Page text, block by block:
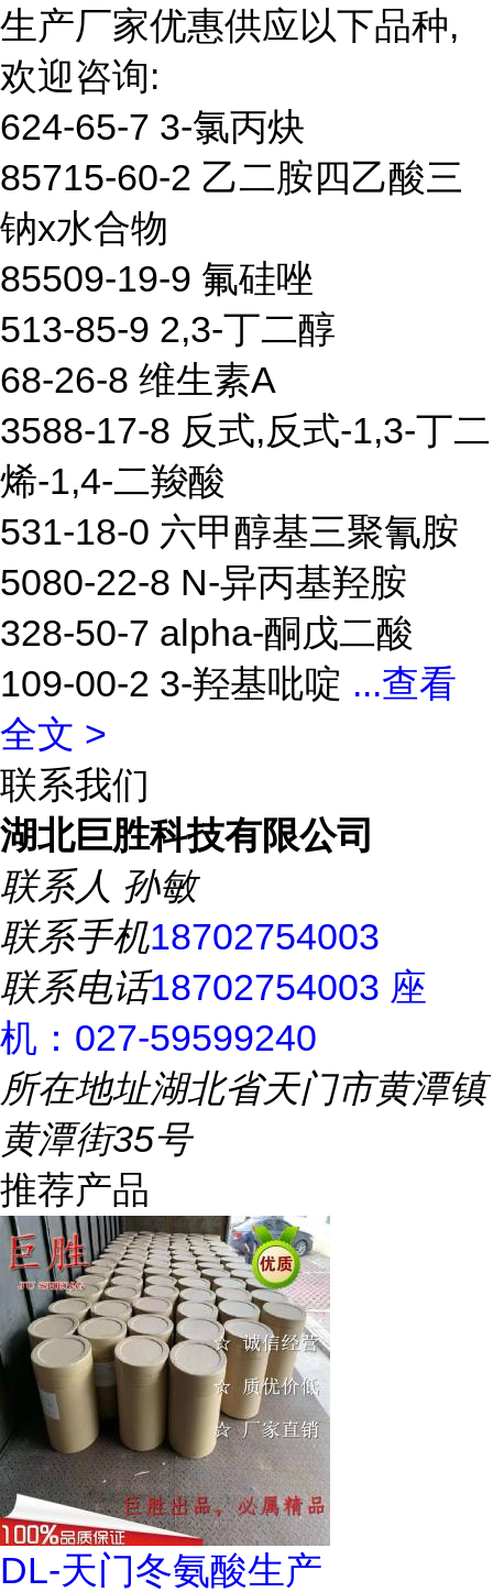
生产厂家优惠供应以下品种,
欢迎咨询:
624-65-7 3-氯丙炔
85715-60-2 乙二胺四乙酸三
钠x水合物
85509-19-9 氟硅唑
513-85-9 2,3-丁二醇
68-26-8 维生素A
3588-17-8 反式,反式-1,3-丁二
烯-1,4-二羧酸
531-18-0 六甲醇基三聚氰胺
5080-22-8 N-异丙基羟胺
328-50-7 alpha-酮戊二酸
109-00-2 3-羟基吡啶 ...查看
全文 >
联系我们
湖北巨胜科技有限公司
联系人 孙敏
联系手机18702754003
联系电话18702754003 座
机：027-59599240
所在地址湖北省天门市黄潭镇
黄潭街35号
推荐产品
DL-天门冬氨酸生产